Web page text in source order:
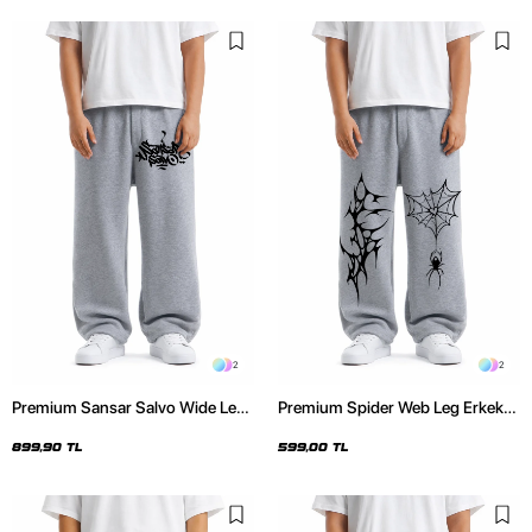
2
Premium Sansar Salvo Wide Leg
899,90 TL
2
Premium Spider Web Leg Erkek
599,00 TL